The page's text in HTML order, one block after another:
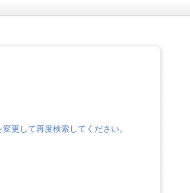
更して再度検索してください。